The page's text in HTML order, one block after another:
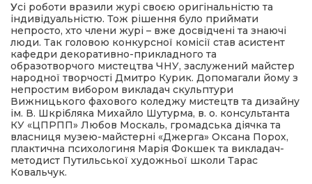
голос гірського краю
умови придбання
Усі роботи вразили журі своєю оригінальністю та
індивідуальністю. Тож рішення було приймати
непросто, хто члени журі – вже досвідчені та знаючі
люди. Так головою конкурсної комісії став асистент
кафедри декоративно-прикладного та
образотворчого мистецтва ЧНУ, заслужений майстер
народної творчості Дмитро Курик. Допомагали йому з
непростим вибором викладач скульптури
Вижницького фахового коледжу мистецтв та дизайну
ім. В. Шкрібляка Михайло Шутурма, в. о. консультанта
КУ «ЦПРПП» Любов Москаль, громадська діячка та
власниця музею-майстерні «Джерга» Оксана Порох,
плактична психологиня Марія Фокшек та викладач-
методист Путильської художньої школи Тарас
Ковальчук.